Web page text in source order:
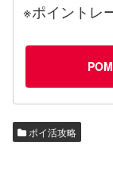
※ポイントレ
ポイ活攻略